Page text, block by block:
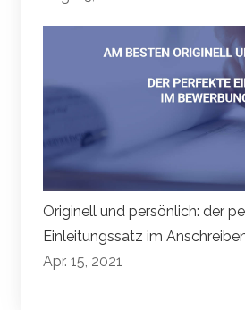
Originell und persönlich: der
Einleitungssatz im
Apr. 15, 2021